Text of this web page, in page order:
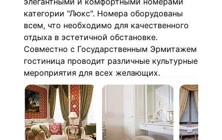
категории "Люкс". Номера оборудованы
всем, что необходимо для качественного
отдыха в эстетичной обстановке.
Совместно с Государственным Эрмитажем
гостиница проводит различные культурные
мероприятия для всех желающих.